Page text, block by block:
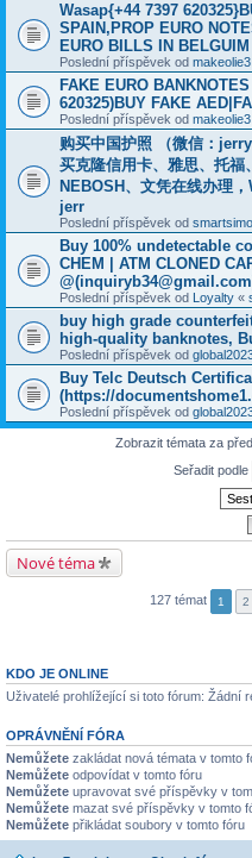
Wasap{+44 7397
SPAIN,PROP EURO
EURO BILLS IN BELGUIM
Poslední příspěvek od makeolie3
FAKE EURO
620325)BUY FAKE
Poslední příspěvek od makeolie3
购买中国护照 （微信：
买克隆信用卡、雅思、托福
NEBOSH、文凭在线办理
jerr
Poslední příspěvek od
Buy 100% undetectable
CHEM | ATM CLONED
Poslední příspěvek od Loyalty «
buy high grade
high-quality banknotes,
Poslední příspěvek od
Buy Telc Deutsch
(https://
Poslední příspěvek od
Zobrazit témata za
Seřadit podle
Nové téma
127 témat 1 2
KDO JE ONLINE
Uživatelé prohlížející si toto fórum: Žádní
OPRÁVNĚNÍ FÓRA
Nemůžete zakládat nová témata v tomto
Nemůžete odpovídat v tomto fóru
Nemůžete upravovat své příspěvky v
Nemůžete mazat své příspěvky v tomto
Nemůžete přikládat soubory v tomto fóru